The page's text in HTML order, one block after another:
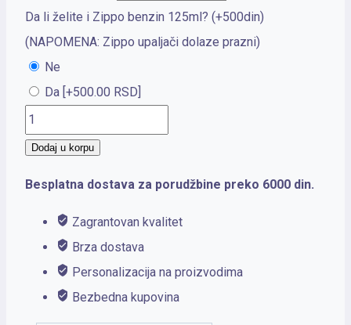
Da li želite i Zippo benzin 125ml? (+500din)
(NAPOMENA: Zippo upaljači dolaze prazni)
Ne
Da [+500.00 RSD]
Zippo
Brushed
Brass
količina
Dodaj u korpu
Besplatna dostava za porudžbine preko 6000 din.
Zagrantovan kvalitet
Brza dostava
Personalizacija na proizvodima
Bezbedna kupovina